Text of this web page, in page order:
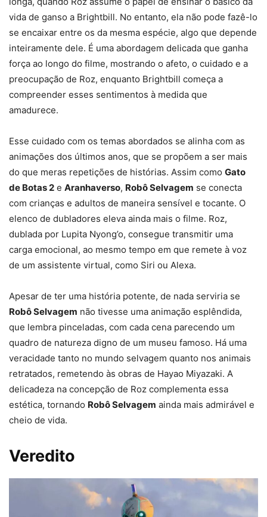
vida de ganso a Brightbill. No entanto, ela não pode fazê-lo
se encaixar entre os da mesma espécie, algo que depende
inteiramente dele. É uma abordagem delicada que ganha
força ao longo do filme, mostrando o afeto, o cuidado e a
preocupação de Roz, enquanto Brightbill começa a
compreender esses sentimentos à medida que
amadurece.
Esse cuidado com os temas abordados se alinha com as
animações dos últimos anos, que se propõem a ser mais
do que meras repetições de histórias. Assim como Gato
de Botas 2 e Aranhaverso, Robô Selvagem se conecta
com crianças e adultos de maneira sensível e tocante. O
elenco de dubladores eleva ainda mais o filme. Roz,
dublada por Lupita Nyong’o, consegue transmitir uma
carga emocional, ao mesmo tempo em que remete à voz
de um assistente virtual, como Siri ou Alexa.
Apesar de ter uma história potente, de nada serviria se
Robô Selvagem não tivesse uma animação esplêndida,
que lembra pinceladas, com cada cena parecendo um
quadro de natureza digno de um museu famoso. Há uma
veracidade tanto no mundo selvagem quanto nos animais
retratados, remetendo às obras de Hayao Miyazaki. A
delicadeza na concepção de Roz complementa essa
estética, tornando Robô Selvagem ainda mais admirável e
cheio de vida.
Veredito